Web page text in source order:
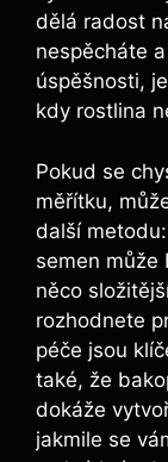
dělá radost
nespěcháte
úspěšnosti,
kdy rostlina
Pokud se
měřítku,
další
semen může
něco
rozhodnete
péče jsou
také, že
dokáže
jakmile se